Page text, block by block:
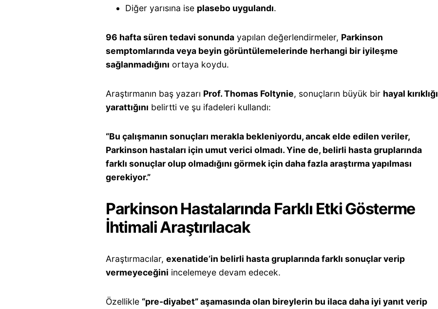
Diğer yarısına ise plasebo uygulandı.
96 hafta süren tedavi sonunda yapılan değerlendirmeler, Parkinson
semptomlarında veya beyin görüntülemelerinde herhangi bir iyileşme
sağlanmadığını ortaya koydu.
Araştırmanın baş yazarı Prof. Thomas Foltynie, sonuçların büyük bir hayal kırıklığı
yarattığını belirtti ve şu ifadeleri kullandı:
“Bu çalışmanın sonuçları merakla bekleniyordu, ancak elde edilen veriler,
Parkinson hastaları için umut verici olmadı. Yine de, belirli hasta gruplarında
farklı sonuçlar olup olmadığını görmek için daha fazla araştırma yapılması
gerekiyor.”
Parkinson Hastalarında Farklı Etki Gösterme
İhtimali Araştırılacak
Araştırmacılar, exenatide’in belirli hasta gruplarında farklı sonuçlar verip
vermeyeceğini incelemeye devam edecek.
Özellikle “pre-diyabet” aşamasında olan bireylerin bu ilaca daha iyi yanıt verip